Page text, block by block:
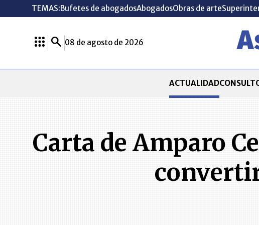
TEMAS:Bufetes de abogadosAbogadosObras de arte
08 de agosto de 2026
ACTUALIDAD
Carta de Amparo